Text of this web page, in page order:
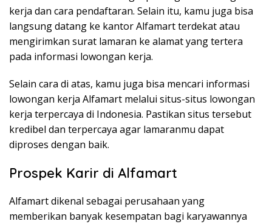
kerja dan cara pendaftaran. Selain itu, kamu juga bisa
langsung datang ke kantor Alfamart terdekat atau
mengirimkan surat lamaran ke alamat yang tertera
pada informasi lowongan kerja.
Selain cara di atas, kamu juga bisa mencari informasi
lowongan kerja Alfamart melalui situs-situs lowongan
kerja terpercaya di Indonesia. Pastikan situs tersebut
kredibel dan terpercaya agar lamaranmu dapat
diproses dengan baik.
Prospek Karir di Alfamart
Alfamart dikenal sebagai perusahaan yang
memberikan banyak kesempatan bagi karyawannya